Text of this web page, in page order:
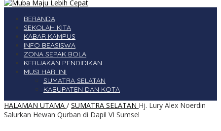
BERANDA
SEKOLAH KITA
KABAR KAMPUS
INFO BEASISWA
ZONA SEPAK BOLA
KEBIJAKAN PENDIDIKAN
MUSI HARI INI
SUMATRA SELATAN
KABUPATEN DAN KOTA
HALAMAN UTAMA / SUMATRA SELATAN Hj. Lury Alex Noerdin
Salurkan Hewan Qurban di Dapil VI Sumsel